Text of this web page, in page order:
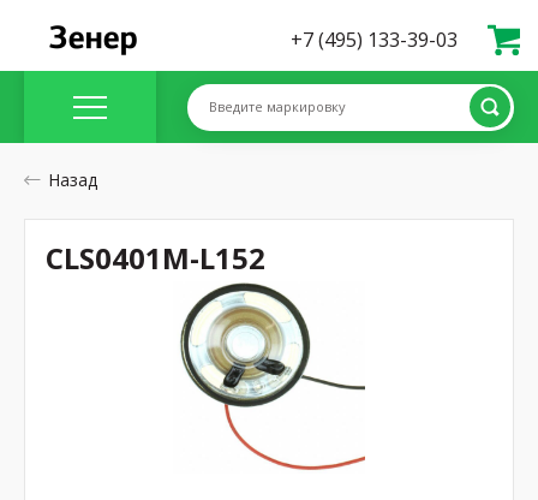
+7 (495) 133-39-03
Введите маркировку
Назад
CLS0401M-L152